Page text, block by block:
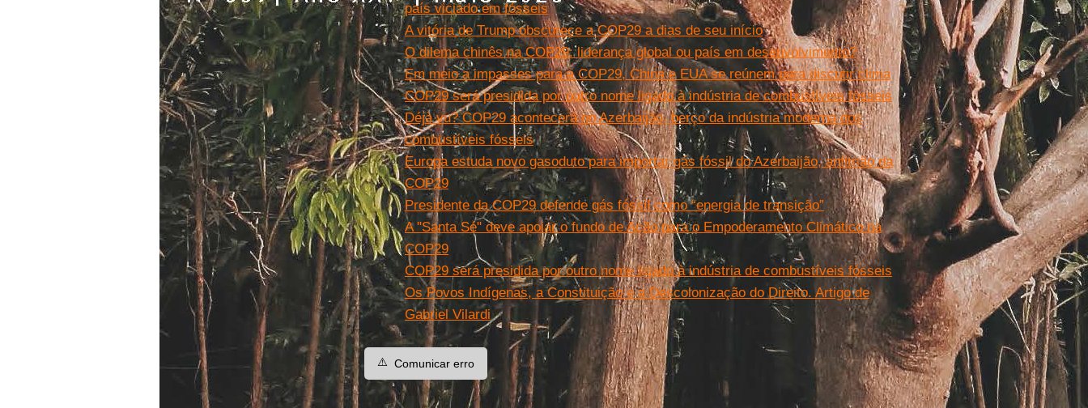
país viciado em fósseis
A vitória de Trump obscurece a COP29 a dias de seu início
O dilema chinês na COP29: liderança global ou país em desenvolvimento?
Em meio a impasses para a COP29, China e EUA se reúnem para discutir clima
COP29 será presidida por outro nome ligado à indústria de combustíveis fósseis
Déjà vu? COP29 acontecerá no Azerbaijão, berço da indústria moderna dos
combustíveis fósseis
Europa estuda novo gasoduto para importar gás fóssil do Azerbaijão, anfitrião da
COP29
Presidente da COP29 defende gás fóssil como “energia de transição”
A "Santa Sé" deve apoiar o fundo de Ação para o Empoderamento Climático na
COP29
COP29 será presidida por outro nome ligado à indústria de combustíveis fósseis
Os Povos Indígenas, a Constituição e a Descolonização do Direito. Artigo de
Gabriel Vilardi
⚠️ Comunicar erro